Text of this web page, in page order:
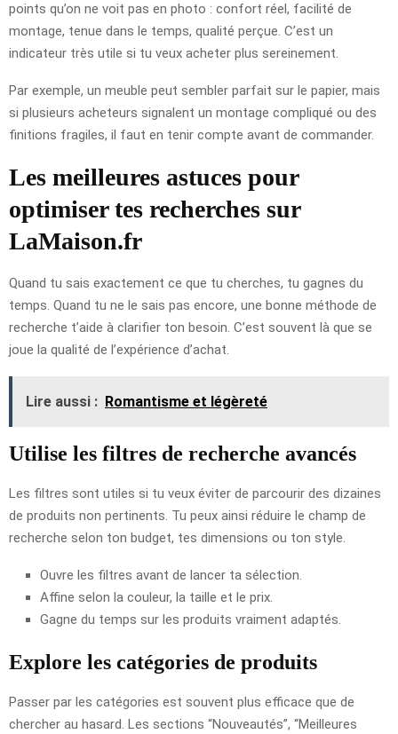
points qu’on ne voit pas en photo : confort réel, facilité de
montage, tenue dans le temps, qualité perçue. C’est un
indicateur très utile si tu veux acheter plus sereinement.
Par exemple, un meuble peut sembler parfait sur le papier, mais
si plusieurs acheteurs signalent un montage compliqué ou des
finitions fragiles, il faut en tenir compte avant de commander.
Les meilleures astuces pour
optimiser tes recherches sur
LaMaison.fr
Quand tu sais exactement ce que tu cherches, tu gagnes du
temps. Quand tu ne le sais pas encore, une bonne méthode de
recherche t’aide à clarifier ton besoin. C’est souvent là que se
joue la qualité de l’expérience d’achat.
Lire aussi : Romantisme et légèreté
Utilise les filtres de recherche avancés
Les filtres sont utiles si tu veux éviter de parcourir des dizaines
de produits non pertinents. Tu peux ainsi réduire le champ de
recherche selon ton budget, tes dimensions ou ton style.
Ouvre les filtres avant de lancer ta sélection.
Affine selon la couleur, la taille et le prix.
Gagne du temps sur les produits vraiment adaptés.
Explore les catégories de produits
Passer par les catégories est souvent plus efficace que de
chercher au hasard. Les sections “Nouveautés”, “Meilleures